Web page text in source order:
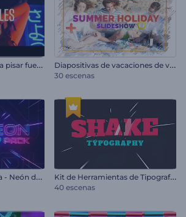
O
pener de títulos para pisar fuerte D
iapositivas de vacaciones de verano
30 escenas
P
aquete de Tipografía - Neón de los 80 K
it de Herramientas de Tipografía Movediza
40 escenas